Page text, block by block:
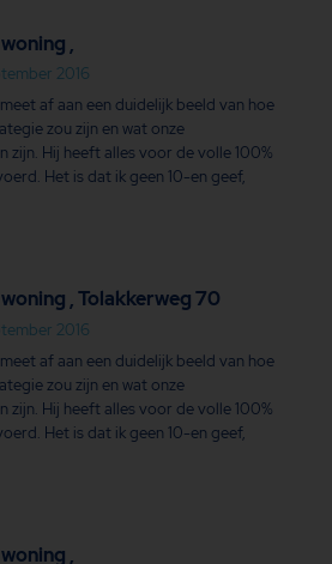
,
2016
af aan een duidelijk beeld van hoe
zou zijn en wat onze
zijn. Hij heeft alles voor de volle 100%
Het is dat ik geen 10-en geef,
, Tolakkerweg 70
2016
af aan een duidelijk beeld van hoe
zou zijn en wat onze
zijn. Hij heeft alles voor de volle 100%
Het is dat ik geen 10-en geef,
,